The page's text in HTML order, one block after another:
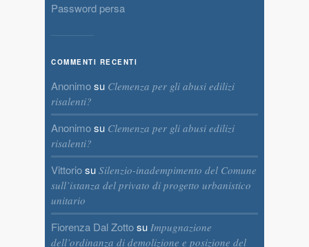
Password persa
COMMENTI RECENTI
Anonimosu Clemenza per gli abusi edilizi
risalenti?
Anonimosu Clemenza per gli abusi edilizi
risalenti?
Vittoriosu Silenzio-inadempimento del Comune
sull’istanza del privato di progetto urbanistico
unitario
Fiorenza Dal Zottosu Impugnazione
dell’ordinanza di demolizione e posizione del